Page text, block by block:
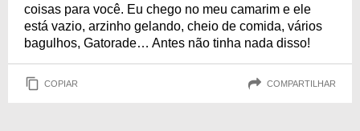
coisas para você. Eu chego no meu camarim e ele
está vazio, arzinho gelando, cheio de comida, vários
bagulhos, Gatorade… Antes não tinha nada disso!
COPIAR COMPARTILHAR